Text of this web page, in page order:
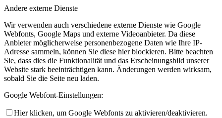
Andere externe Dienste
Wir verwenden auch verschiedene externe Dienste wie Google
Webfonts, Google Maps und externe Videoanbieter. Da diese
Anbieter möglicherweise personenbezogene Daten wie Ihre IP-
Adresse sammeln, können Sie diese hier blockieren. Bitte beachten
Sie, dass dies die Funktionalität und das Erscheinungsbild unserer
Website stark beeinträchtigen kann. Änderungen werden wirksam,
sobald Sie die Seite neu laden.
Google Webfont-Einstellungen:
Hier klicken, um Google Webfonts zu aktivieren/deaktivieren.